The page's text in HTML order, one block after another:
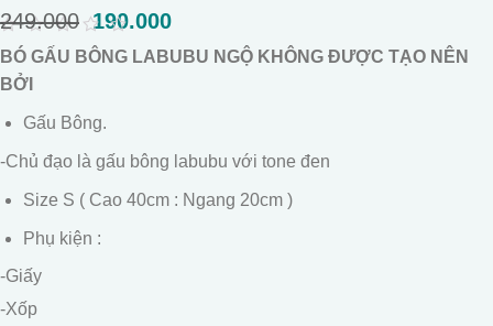
0
out
of
249.000 Giá
gốc
là:
190.000
tại
BÓ GẤU BÔNG LABUBU NGỘ KHÔNG ĐƯỢC TẠO NÊN
BỞI
Gấu Bông.
-Chủ đạo là gấu bông labubu với tone đen
Size S ( Cao 40cm : Ngang 20cm )
Phụ kiện :
-Giấy
-Xốp